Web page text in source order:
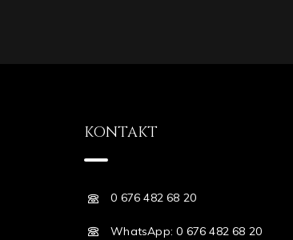
KONTAKT
0 676 482 68 20
WhatsApp: 0 676 482 68 20